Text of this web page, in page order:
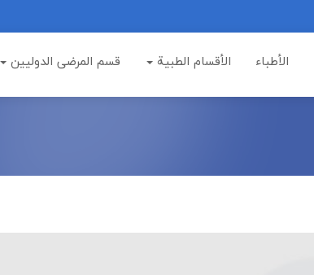
الأطباء الأقسام الطبية قسم المرضى الدوليين